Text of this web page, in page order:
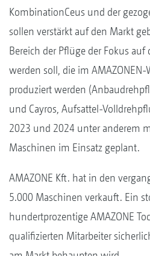
KombinationCeus und der
sollen verstärkt auf den Markt
Bereich der Pflüge der Fokus auf
werden soll, die im
produziert werden
und Cayros, Aufsattel-
2023 und 2024 unter anderem
Maschinen im Einsatz geplant.
AMAZONE Kft. hat in den
5.000 Maschinen verkauft. Ein
hundertprozentige AMAZONE
qualifizierten Mitarbeiter